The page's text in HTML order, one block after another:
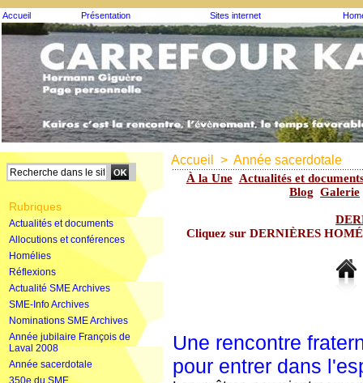
Accueil Présentation Sites internet
Rubriques
Actualités et documents
Allocutions et conférences
Homélies
Réflexions
Actualité SME Archives
SME-Info Archives
Nominations SME Archives
Année jubilaire François de
Laval 2008
Année sacerdotale
350e du SME
Accueil > Année sacerdotale
À la Une Actualités et
Blog Galerie
Cliquez sur DERNIÈRES
Une rencontre
pour entrer dans